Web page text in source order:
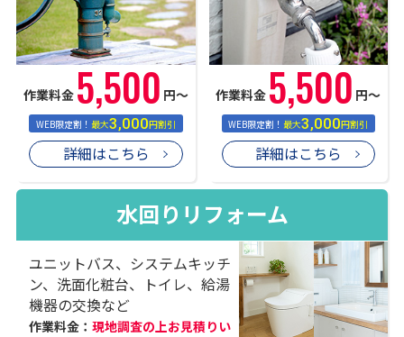
作業料金 5,500 円〜
WEB限定割！最大3,000円割引
詳細はこちら
作業料金 5,500 円〜
WEB限定割！最大3,000円割引
詳細はこちら
水回りリフォーム
ユニットバス、システムキッチ
ン、洗面化粧台、トイレ、給湯
機器の交換など
作業料金： 現地調査の上お見積りい